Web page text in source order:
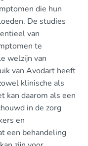
die hun
De studies
van
te
welzijn van
van Avodart heeft
klinische als
kan daarom als een
in de zorg
en
een behandeling